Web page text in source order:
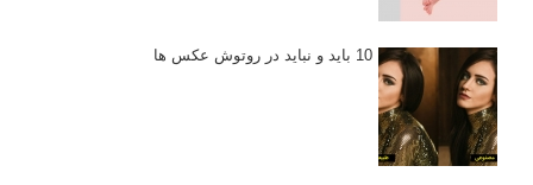
10 باید و نباید در روتوش عکس ها